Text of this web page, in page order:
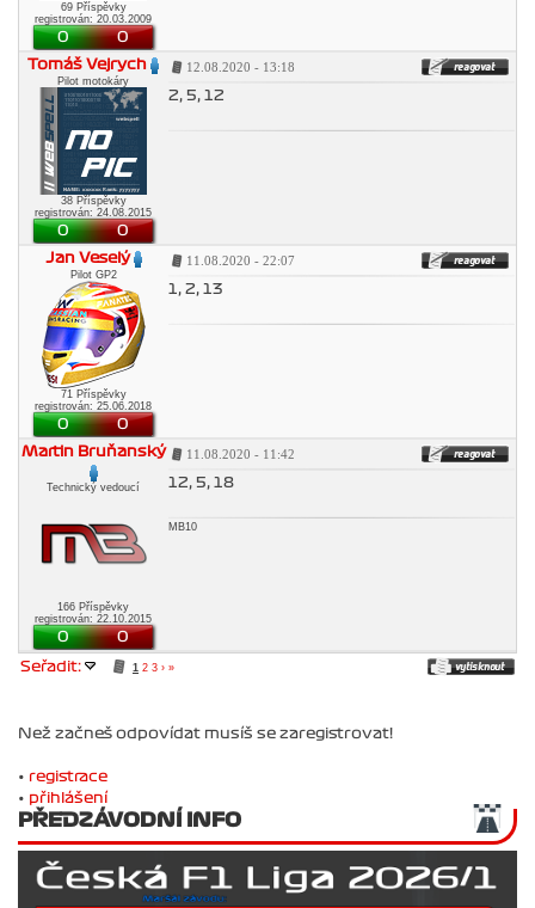
69 Příspěvky
registrován: 20.03.2009
0
0
Tomáš Vejrych
Pilot motokáry
38 Příspěvky
registrován: 24.08.2015
0 0
12.08.2020 - 13:18
2, 5, 12
Jan Veselý
Pilot GP2
71 Příspěvky
registrován: 25.06.2018
0 0
11.08.2020 - 22:07
1, 2, 13
Martin Bruňanský
Technický vedoucí
166 Příspěvky
registrován: 22.10.2015
0 0
11.08.2020 - 11:42
12, 5, 18
MB10
Seřadit: 1 2 3 › »
Než začneš odpovídat musíš se zaregistrovat!
• registrace
• přihlášení
PŘEDZÁVODNÍ INFO